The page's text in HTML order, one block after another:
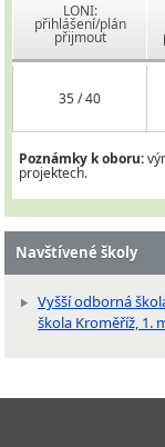
LONI:
přihlášení/plán
přijmout
35 / 40
Poznámky k oboru:
projektech.
Navštívené školy
Vyšší odborná
škola Kroměříž, 1.